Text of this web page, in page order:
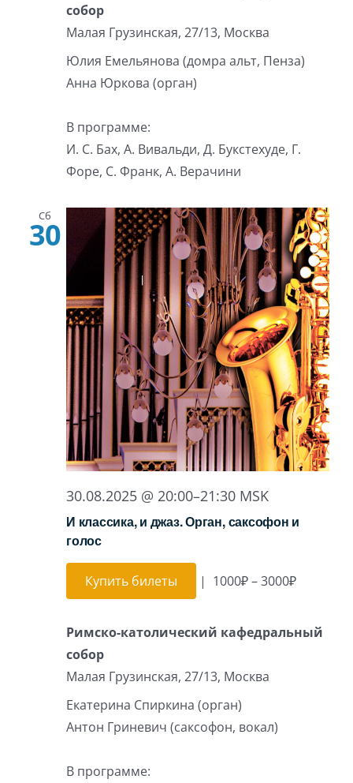
собор
Малая Грузинская, 27/13, Москва
Юлия Емельянова (домра альт, Пенза)
Анна Юркова (орган)
В программе:
И. С. Бах, А. Вивальди, Д. Букстехуде, Г.
Форе, С. Франк, А. Верачини
Сб
30
30.08.2025 @ 20:00–21:30 MSK
И классика, и джаз. Орган, саксофон и
голос
Купить билеты | 1000₽ – 3000₽
Римско-католический кафедральный
собор
Малая Грузинская, 27/13, Москва
Екатерина Спиркина (орган)
Антон Гриневич (саксофон, вокал)
В программе: